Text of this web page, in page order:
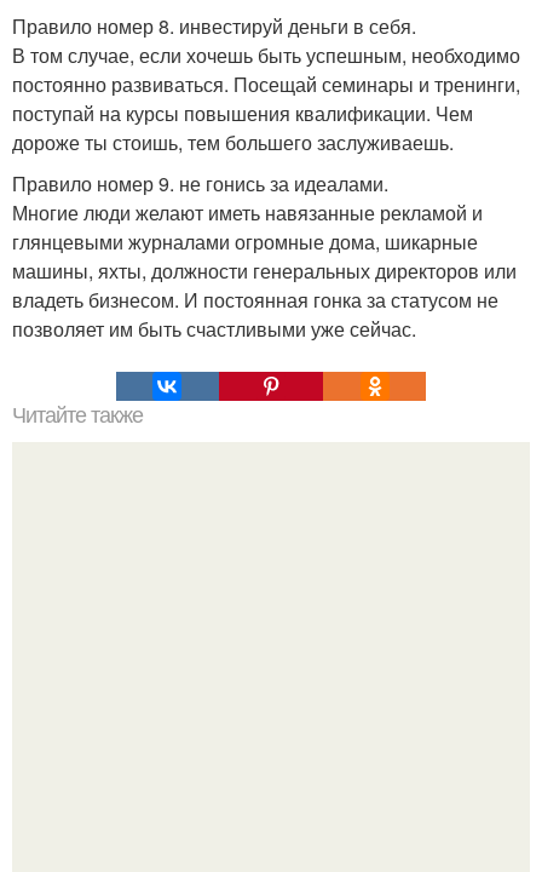
Правило номер 8. инвестируй деньги в себя.
В том случае, если хочешь быть успешным, необходимо
постоянно развиваться. Посещай семинары и тренинги,
поступай на курсы повышения квалификации. Чем
дороже ты стоишь, тем большего заслуживаешь.
Правило номер 9. не гонись за идеалами.
Многие люди желают иметь навязанные рекламой и
глянцевыми журналами огромные дома, шикарные
машины, яхты, должности генеральных директоров или
владеть бизнесом. И постоянная гонка за статусом не
позволяет им быть счастливыми уже сейчас.
Читайте также